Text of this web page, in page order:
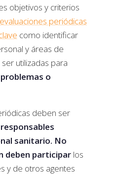
objetivos y criterios
periódicas
como identificar
y áreas de
utilizadas para
o
deben ser
sanitario. No
deben participar los
y de otros agentes